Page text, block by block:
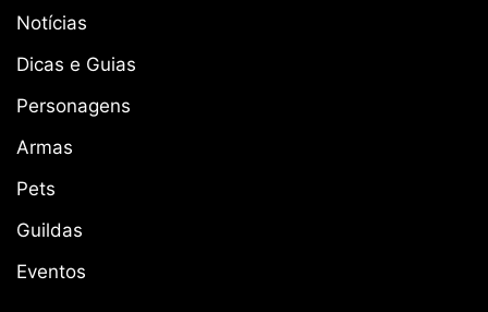
Notícias
Dicas e Guias
Personagens
Armas
Pets
Guildas
Eventos